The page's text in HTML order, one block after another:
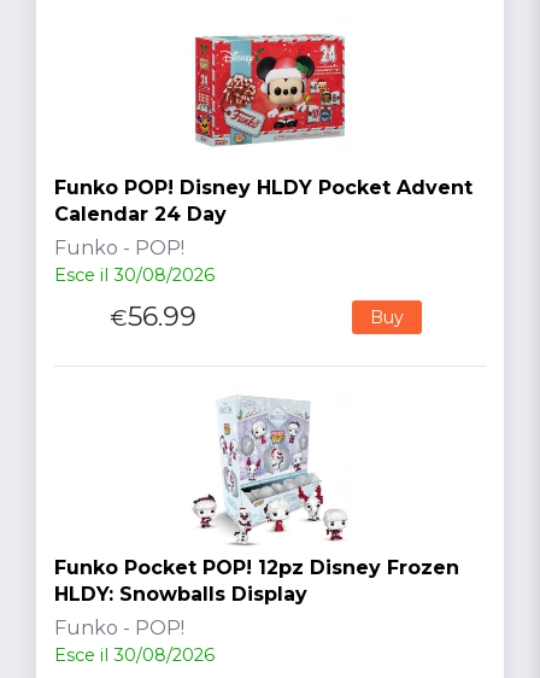
Funko POP! Disney HLDY Pocket Advent
Calendar 24 Day
Funko - POP!
Esce il 30/08/2026
€56.99 Buy
Funko Pocket POP! 12pz Disney Frozen
HLDY: Snowballs Display
Funko - POP!
Esce il 30/08/2026